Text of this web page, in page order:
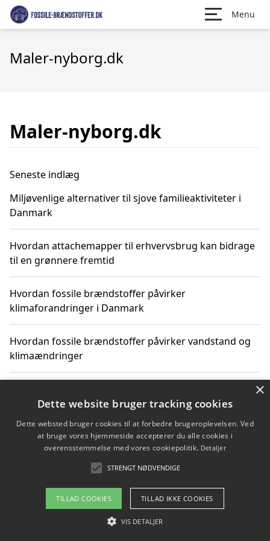
Menu
Maler-nyborg.dk
Maler-nyborg.dk
Seneste indlæg
Miljøvenlige alternativer til sjove familieaktiviteter i
Danmark
Hvordan attachemapper til erhvervsbrug kan bidrage
til en grønnere fremtid
Hvordan fossile brændstoffer påvirker
klimaforandringer i Danmark
Hvordan fossile brændstoffer påvirker vandstand og
klimaændringer
vores perspektiv
Copyright 2026 - Pilanto Aps
Om / kontakt
×
Dette website bruger tracking cookies
Dette websted bruger cookies til at forbedre brugeroplevelsen. Ved
at bruge vores hjemmeside accepterer du alle cookies i
overensstemmelse med vores cookiepolitik. Detaljer
STRENGT NØDVENDIGE
TILLAD COOKIES TILLAD IKKE COOKIES
VIS DETALJER